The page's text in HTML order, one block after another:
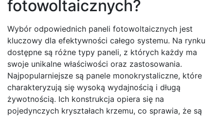
fotowoltaicznych?
Wybór odpowiednich paneli fotowoltaicznych jest
kluczowy dla efektywności całego systemu. Na rynku
dostępne są różne typy paneli, z których każdy ma
swoje unikalne właściwości oraz zastosowania.
Najpopularniejsze są panele monokrystaliczne, które
charakteryzują się wysoką wydajnością i długą
żywotnością. Ich konstrukcja opiera się na
pojedynczych kryształach krzemu, co sprawia, że są